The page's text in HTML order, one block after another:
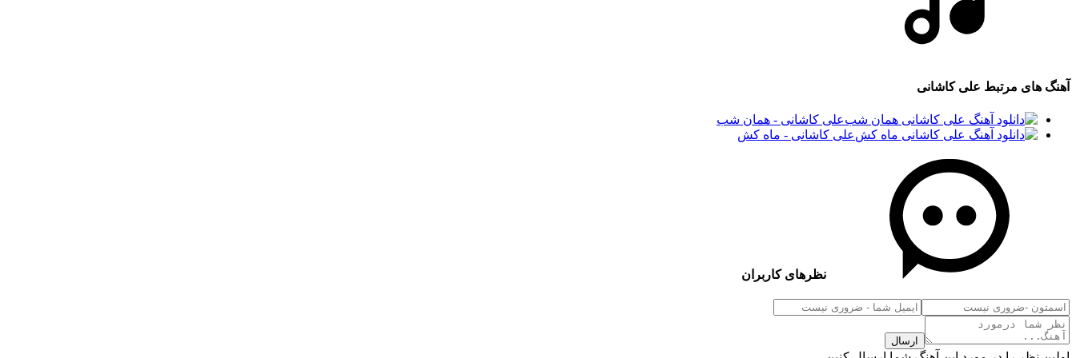
آهنگ های مرتبط علی کاشانی
علی کاشانی - همان شب
علی کاشانی - ماه کش
نظرهای کاربران
ارسال